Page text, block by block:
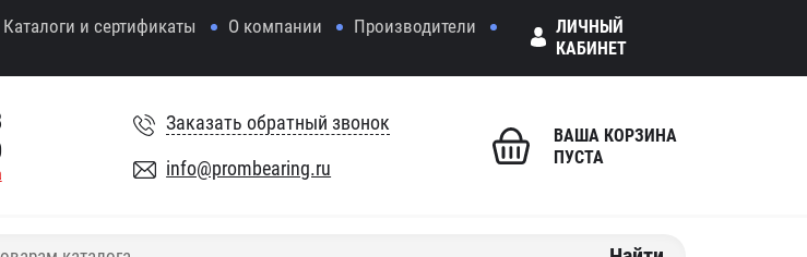
Каталоги и сертификаты О компании
Производители
ЛИЧНЫЙ
КАБИНЕТ
Заказать обратный звонок
info@prombearing.ru
ВАША КОРЗИНА
ПУСТА